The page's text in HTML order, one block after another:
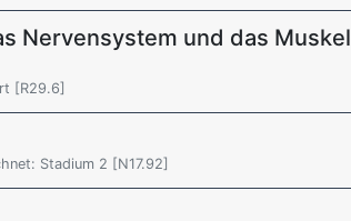
Nervensystem und das
[R29.6]
Stadium 2 [N17.92]